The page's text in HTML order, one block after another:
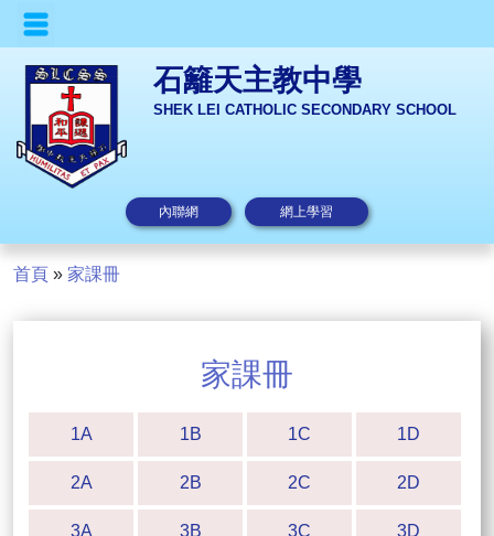
石籬天主教中學
SHEK LEI CATHOLIC SECONDARY SCHOOL
內聯網 網上學習
首頁 » 家課冊
家課冊
1A 1B 1C 1D
2A 2B 2C 2D
3A 3B 3C 3D